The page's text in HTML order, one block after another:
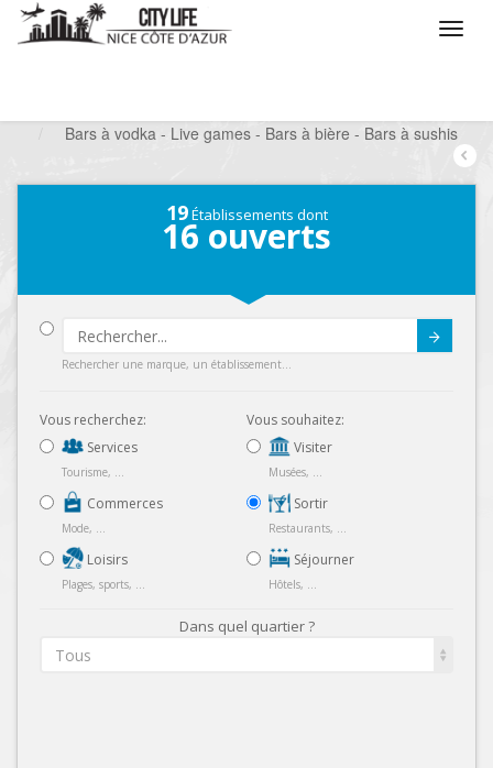
Bars à vodka - Live games - Bars à bière - Bars à sushis
19Établissements dont
16 ouverts
Rechercher une marque, un établissement...
Vous recherchez:
Services
Tourisme, ...
Commerces
Mode, ...
Loisirs
Plages, sports, ...
Vous souhaitez:
Visiter
Musées, ...
Sortir
Restaurants, ...
Séjourner
Hôtels, ...
Dans quel quartier ?
Tous